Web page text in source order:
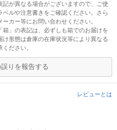
が異なる場合がございますので、ご使
ルや注意書きをご確認ください。さら
カー等にお問い合わせください。
」の表記は、必ずしも箱でのお届けを
形態は倉庫の在庫状況等により異なる
ださい。
りを報告する
レビューとは